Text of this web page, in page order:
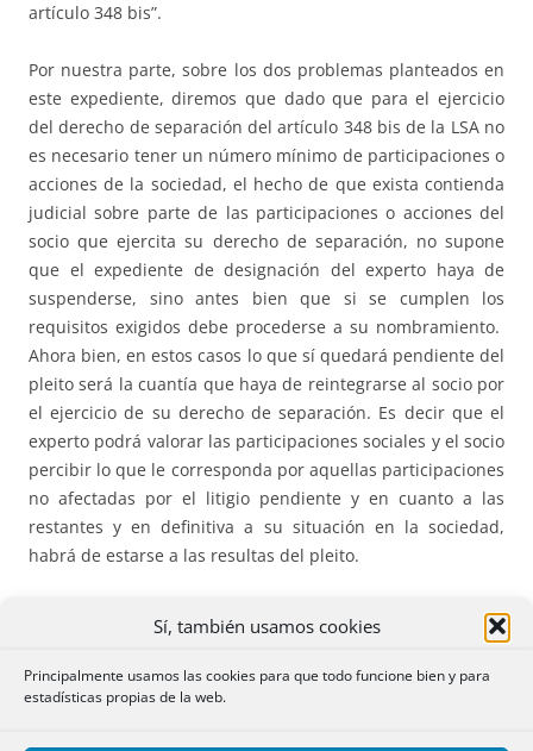
Sí, también usamos cookies
Principalmente usamos las cookies para que todo funcione bien y para
estadísticas propias de la web.
artículo 348 bis”.
Por nuestra parte, sobre los dos problemas planteados en
este expediente, diremos que dado que para el ejercicio
del derecho de separación del artículo 348 bis de la LSA no
es necesario tener un número mínimo de participaciones o
acciones de la sociedad, el hecho de que exista contienda
judicial sobre parte de las participaciones o acciones del
socio que ejercita su derecho de separación, no supone
que el expediente de designación del experto haya de
suspenderse, sino antes bien que si se cumplen los
requisitos exigidos debe procederse a su nombramiento.
Ahora bien, en estos casos lo que sí quedará pendiente del
pleito será la cuantía que haya de reintegrarse al socio por
el ejercicio de su derecho de separación. Es decir que el
experto podrá valorar las participaciones sociales y el socio
percibir lo que le corresponda por aquellas participaciones
no afectadas por el litigio pendiente y en cuanto a las
restantes y en definitiva a su situación en la sociedad,
habrá de estarse a las resultas del pleito.
También queda claro en este expediente, que, para
apreciar el cumplimiento de los dos nuevos
requisitos
temporales en cuanto a la existencia y reparto de
beneficios, habrá de estar